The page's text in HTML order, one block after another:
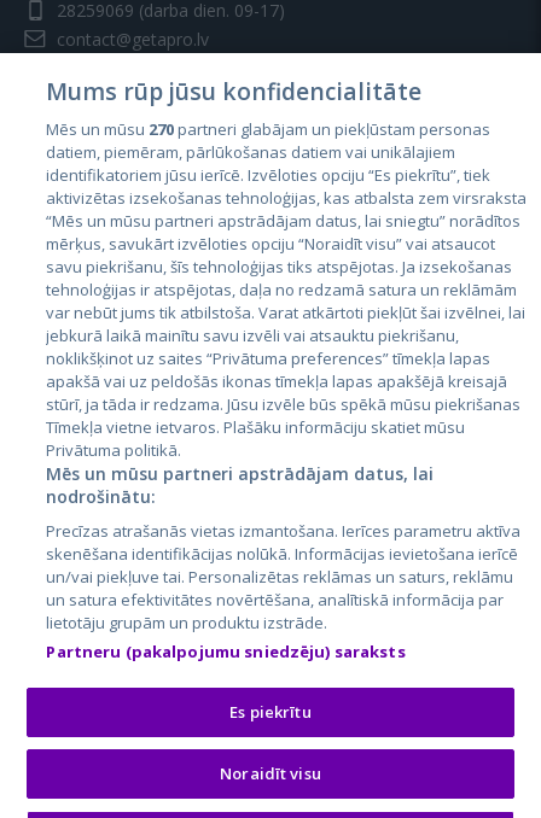
28259069 (darba dien. 09-17)
contact@getapro.lv
Valstis
Igaunija
Latvija
Lietuva
City24.lv
City24.ee
GetaPro.lv
GetaPro.ee
Skelbiu.lt
Autoplius.lt
Aruodas.lt
CVbankas.lt
Kainos.lt
Paslaugos.lt
auto24.ee
Osta.ee
KuldneBörs.ee
© 2026 GetaPro. Visas tiesības aizsargātas.
Mums rūp jūsu konfidencialitāte
Mēs un mūsu 270partneri glabājam un piekļūstam personas
datiem, piemēram, pārlūkošanas datiem vai unikālajiem
identifikatoriem jūsu ierīcē. Izvēloties opciju “Es piekrītu”, tiek
aktivizētas izsekošanas tehnoloģijas, kas atbalsta zem virsraksta
“Mēs un mūsu partneri apstrādājam datus, lai sniegtu” norādītos
mērķus, savukārt izvēloties opciju “Noraidīt visu” vai atsaucot
savu piekrišanu, šīs tehnoloģijas tiks atspējotas. Ja izsekošanas
tehnoloģijas ir atspējotas, daļa no redzamā satura un reklāmām
var nebūt jums tik atbilstoša. Varat atkārtoti piekļūt šai izvēlnei, lai
jebkurā laikā mainītu savu izvēli vai atsauktu piekrišanu,
noklikšķinot uz saites “Privātuma preferences” tīmekļa lapas
apakšā vai uz peldošās ikonas tīmekļa lapas apakšējā kreisajā
stūrī, ja tāda ir redzama. Jūsu izvēle būs spēkā mūsu piekrišanas
Tīmekļa vietne ietvaros. Plašāku informāciju skatiet mūsu
Privātuma politikā.
Mēs un mūsu partneri apstrādājam datus, lai
nodrošinātu:
Precīzas atrašanās vietas izmantošana. Ierīces parametru aktīva
skenēšana identifikācijas nolūkā. Informācijas ievietošana ierīcē
un/vai piekļuve tai. Personalizētas reklāmas un saturs, reklāmu
un satura efektivitātes novērtēšana, analītiskā informācija par
lietotāju grupām un produktu izstrāde.
Partneru (pakalpojumu sniedzēju) saraksts
Es piekrītu
Noraidīt visu